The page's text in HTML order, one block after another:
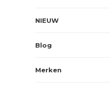
NIEUW
Blog
Merken